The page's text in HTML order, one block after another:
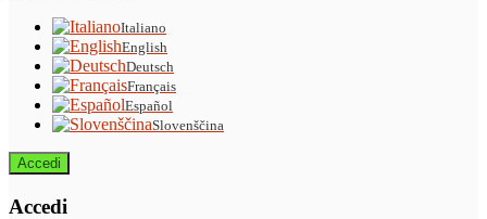
Italiano
English
Deutsch
Français
Español
Slovenščina
Accedi
Accedi